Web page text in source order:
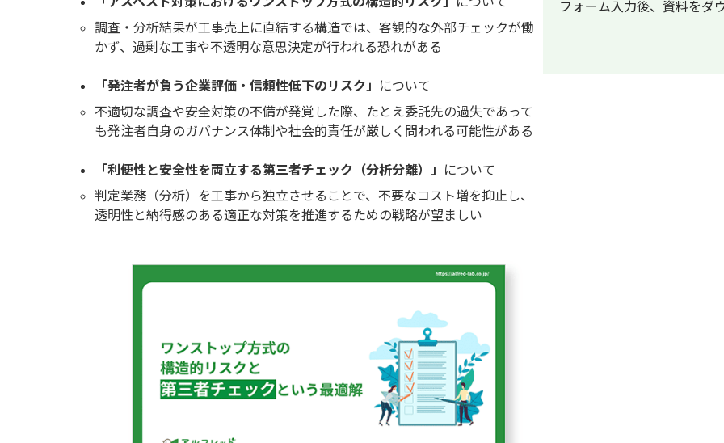
調査・分析結果が工事売上に直結する構造では、客観的な外部チェックが働
かず、過剰な工事や不透明な意思決定が行われる恐れがある
「発注者が負う企業評価・信頼性低下のリスク」
について
不適切な調査や安全対策の不備が発覚した際、たとえ委託先の過失であって
も発注者自身のガバナンス体制や社会的責任が厳しく問われる可能性がある
「利便性と安全性を両立する第三者チェック（分析分離）」
について
判定業務（分析）を工事から独立させることで、不要なコスト増を抑止し、
透明性と納得感のある適正な対策を推進するための戦略が望ましい
フォーム入力後、資料をダ